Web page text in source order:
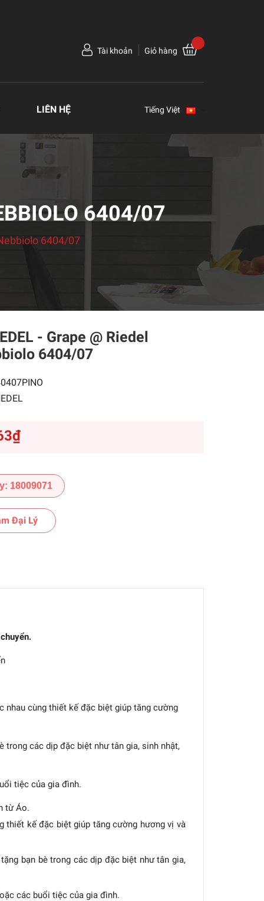
Tài khoản Giỏ hàng
LIÊN HỆ Tiếng Việt
6404/07
6404/07
- Grape @ Riedel
6404/07
18009071
Đại Lý
cùng thiết kế đặc biệt giúp tăng cường
trong các dịp đặc biệt như tân gia, sinh nhật,
tiệc của gia đình.
từ Áo.
thiết kế đặc biệt giúp tăng cường hương vị và
bạn bè trong các dịp đặc biệt như tân gia,
các buổi tiệc của gia đình.